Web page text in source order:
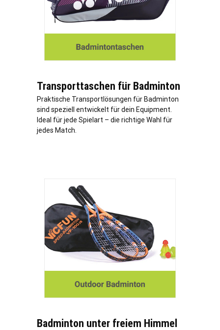
Transporttaschen für Badminton
Praktische Transportlösungen für Badminton
sind speziell entwickelt für dein Equipment.
Ideal für jede Spielart – die richtige Wahl für
jedes Match.
Badminton unter freiem Himmel